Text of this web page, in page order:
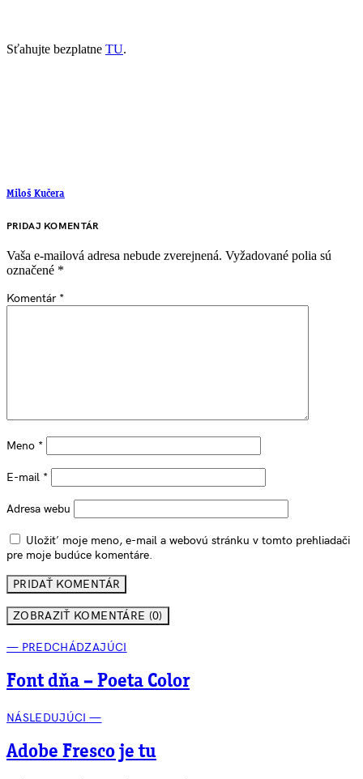
Sťahujte bezplatne TU.
Miloš Kučera
PRIDAJ KOMENTÁR
Vaša e-mailová adresa nebude zverejnená. Vyžadované polia sú
označené *
Komentár *
Meno *
E-mail *
Adresa webu
Uložiť moje meno, e-mail a webovú stránku v tomto prehliadači
pre moje budúce komentáre.
ZOBRAZIŤ KOMENTÁRE (0)
— PREDCHÁDZAJÚCI
Font dňa – Poeta Color
NÁSLEDUJÚCI —
Adobe Fresco je tu